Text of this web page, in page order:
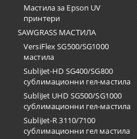
Мастила за Epson UV
принтери
SAWGRASS МАСТИЛА
VersiFlex SG500/SG1000
мастила
SubliJet-HD SG400/SG800
сублимационни гел-мастила
SubliJet UHD SG500/SG1000
сублимационни гел-мастила
SubliJet-R 3110/7100
сублимационни гел мастила